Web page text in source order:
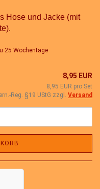
Hose und Jacke (mit
25 Wochentage
8,95 EUR
8,95 EUR pro Set
Reg. §19 UStG zzgl. Versand